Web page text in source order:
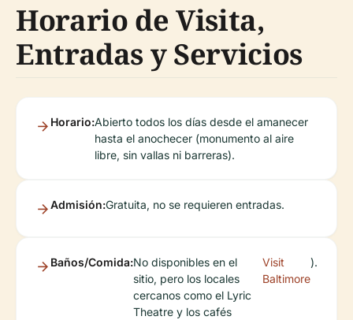
Horario de Visita,
Entradas y Servicios
Horario:Abierto todos los días desde el amanecer
hasta el anochecer (monumento al aire
libre, sin vallas ni barreras).
Admisión:Gratuita, no se requieren entradas.
Baños/Comida:No disponibles en el
sitio, pero los locales
cercanos como el Lyric
Theatre y los cafés
Visit
Baltimore
).